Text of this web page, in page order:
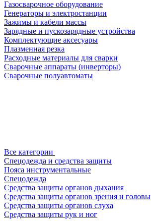
Газосварочное оборудование
Генераторы и электростанции
Зажимы и кабели массы
Зарядные и пускозарядные устройства
Комплектующие аксесуары
Плазменная резка
Расходные материалы для сварки
Сварочные аппараты (инверторы)
Сварочные полуавтоматы
Все категории
Спецодежда и средства защиты
Пояса инструментальные
Спецодежда
Средства защиты органов дыхания
Средства защиты органов зрения и головы
Средства защиты органов слуха
Средства защиты рук и ног